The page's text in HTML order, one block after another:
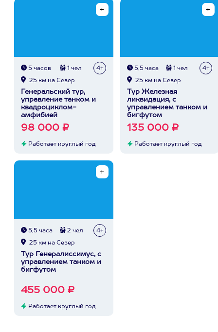
5 часов 1 чел 4+
25 км на Север
Генеральский тур,
управление танком и
квадроциклом-
амфибией
98 000 ₽
Работает круглый год
5,5 часа 1 чел 4+
25 км на Север
Тур Железная
ликвидация, с
управлением танком и
бигфутом
135 000 ₽
Работает круглый год
5,5 часа 2 чел 4+
25 км на Север
Тур Генералиссимус, с
управлением танком и
бигфутом
455 000 ₽
Работает круглый год